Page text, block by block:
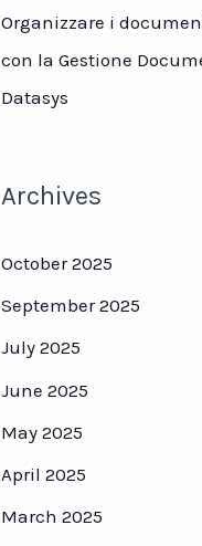
Organizzare i
con la Gestione
Datasys
Archives
October 2025
September 2025
July 2025
June 2025
May 2025
April 2025
March 2025